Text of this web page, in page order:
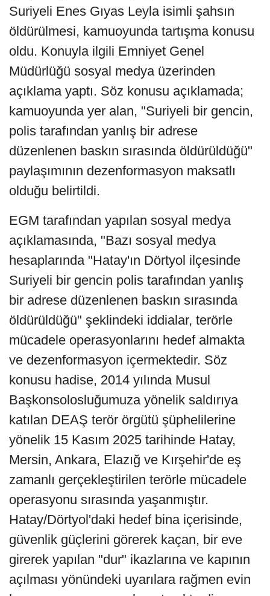
Suriyeli Enes Gıyas Leyla isimli şahsın
öldürülmesi, kamuoyunda tartışma konusu
oldu. Konuyla ilgili Emniyet Genel
Müdürlüğü sosyal medya üzerinden
açıklama yaptı. Söz konusu açıklamada;
kamuoyunda yer alan, "Suriyeli bir gencin,
polis tarafından yanlış bir adrese
düzenlenen baskın sırasında öldürüldüğü"
paylaşımının dezenformasyon maksatlı
olduğu belirtildi.
EGM tarafından yapılan sosyal medya
açıklamasında, "Bazı sosyal medya
hesaplarında "Hatay'ın Dörtyol ilçesinde
Suriyeli bir gencin polis tarafından yanlış
bir adrese düzenlenen baskın sırasında
öldürüldüğü" şeklindeki iddialar, terörle
mücadele operasyonlarını hedef almakta
ve dezenformasyon içermektedir. Söz
konusu hadise, 2014 yılında Musul
Başkonsolosluğumuza yönelik saldırıya
katılan DEAŞ terör örgütü şüphelilerine
yönelik 15 Kasım 2025 tarihinde Hatay,
Mersin, Ankara, Elazığ ve Kırşehir'de eş
zamanlı gerçekleştirilen terörle mücadele
operasyonu sırasında yaşanmıştır.
Hatay/Dörtyol'daki hedef bina içerisinde,
güvenlik güçlerini görerek kaçan, bir eve
girerek yapılan "dur" ikazlarına ve kapının
açılması yönündeki uyarılara rağmen evin